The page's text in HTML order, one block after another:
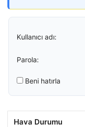
Kullanıcı adı:
Parola:
Beni hatırla
Hava Durumu